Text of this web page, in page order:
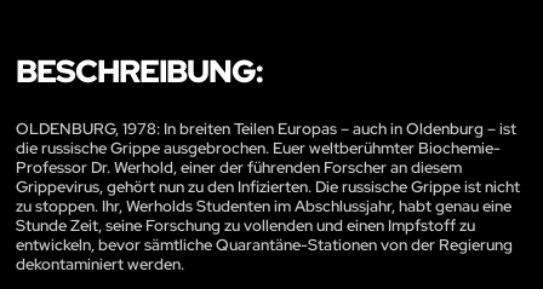
BESCHREIBUNG:
OLDENBURG, 1978: In breiten Teilen Europas – auch in Oldenburg – ist
die russische Grippe ausgebrochen. Euer weltberühmter Biochemie-
Professor Dr. Werhold, einer der führenden Forscher an diesem
Grippevirus, gehört nun zu den Infizierten. Die russische Grippe ist nicht
zu stoppen. Ihr, Werholds Studenten im Abschlussjahr, habt genau eine
Stunde Zeit, seine Forschung zu vollenden und einen Impfstoff zu
entwickeln, bevor sämtliche Quarantäne-Stationen von der Regierung
dekontaminiert werden.